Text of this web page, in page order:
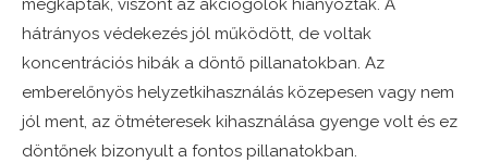
megkapták, viszont az akciógólok hiányoztak. A
hátrányos védekezés jól működött, de voltak
koncentrációs hibák a döntő pillanatokban. Az
emberelőnyös helyzetkihasználás közepesen vagy nem
jól ment, az ötméteresek kihasználása gyenge volt és ez
döntőnek bizonyult a fontos pillanatokban.